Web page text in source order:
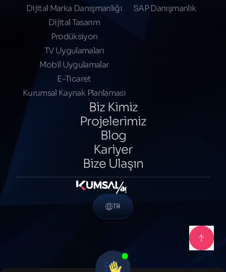
Dijital Marka Danışmanlığı
Dijital Tasarım
Prodüksiyon
TV Uygulamaları
Mobil Uygulamalar
E-Ticaret
Kurumsal Kaynak Planlaması
SAP Danışmanlık
Biz Kimiz
Projelerimiz
Blog
Kariyer
Bize Ulaşın
TR